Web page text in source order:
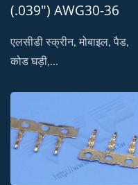
(.039") AWG30-36
एलसीडी स्क्रीन, मोबाइल, पैड,
कोड घड़ी,...